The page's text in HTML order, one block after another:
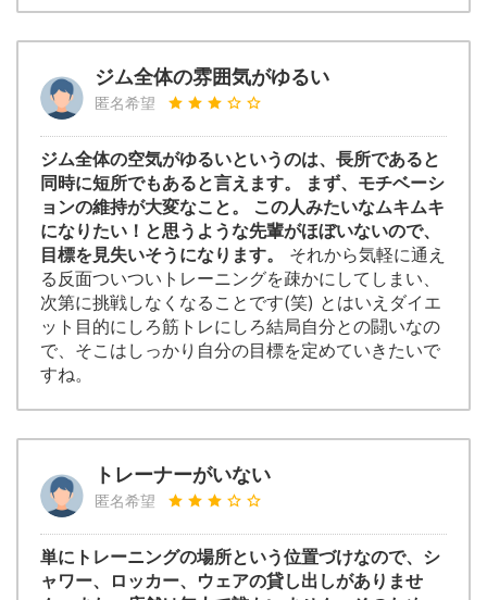
ジム全体の雰囲気がゆるい
匿名希望
ジム全体の空気がゆるいというのは、長所であると
同時に短所でもあると言えます。 まず、モチベーシ
ョンの維持が大変なこと。 この人みたいなムキムキ
になりたい！と思うような先輩がほぼいないので、
目標を見失いそうになります。
それから気軽に通え
る反面ついついトレーニングを疎かにしてしまい、
次第に挑戦しなくなることです(笑) とはいえダイエ
ット目的にしろ筋トレにしろ結局自分との闘いなの
で、そこはしっかり自分の目標を定めていきたいで
すね。
トレーナーがいない
匿名希望
単にトレーニングの場所という位置づけなので、シ
ャワー、ロッカー、ウェアの貸し出しがありませ